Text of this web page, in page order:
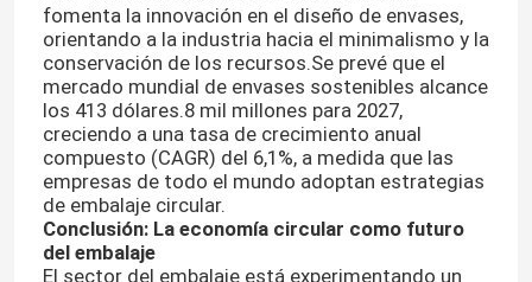
fomenta la innovación en el diseño de envases,
orientando a la industria hacia el minimalismo y la
conservación de los recursos.Se prevé que el
mercado mundial de envases sostenibles alcance
los 413 dólares.8 mil millones para 2027,
creciendo a una tasa de crecimiento anual
compuesto (CAGR) del 6,1%, a medida que las
empresas de todo el mundo adoptan estrategias
de embalaje circular.
Conclusión: La economía circular como futuro
del embalaje
El sector del embalaje está experimentando un